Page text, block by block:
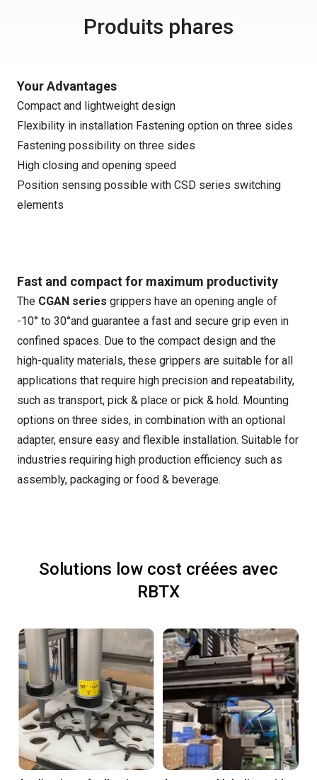
Produits phares
Your Advantages
Compact and lightweight design
Flexibility in installation Fastening option on three sides
Fastening possibility on three sides
High closing and opening speed
Position sensing possible with CSD series switching
elements
Fast and compact for maximum productivity
The CGAN series grippers have an opening angle of
-10° to 30°and guarantee a fast and secure grip even in
confined spaces. Due to the compact design and the
high-quality materials, these grippers are suitable for all
applications that require high precision and repeatability,
such as transport, pick & place or pick & hold. Mounting
options on three sides, in combination with an optional
adapter, ensure easy and flexible installation. Suitable for
industries requiring high production efficiency such as
assembly, packaging or food & beverage.
Solutions low cost créées avec
RBTX